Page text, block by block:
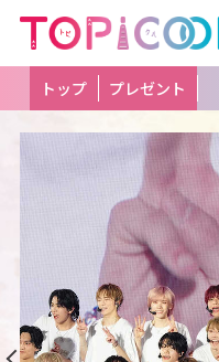
トップ プレゼント